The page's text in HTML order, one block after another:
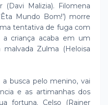
(Davi Malizia). Filomena
Mundo Bom!’) morre
tentativa de fuga com
a criança acaba em um
Zulma (Heloisa
a busca pelo menino, vai
e as artimanhas dos
fortuna. Celso (Rainer